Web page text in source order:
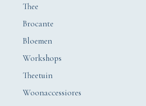
Thee
Brocante
Bloemen
Workshops
Theetuin
Woonaccessiores